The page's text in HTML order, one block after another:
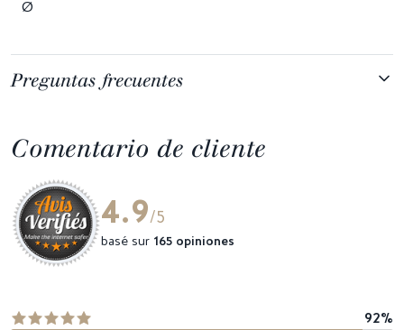
Ø
Preguntas frecuentes
Comentario de cliente
4.9/5
basé sur 165 opiniones
92%